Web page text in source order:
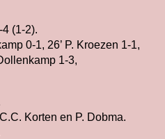
(1-2).
0-1, 26’ P. Kroezen 1-1,
1-3,
Korten en P. Dobma.